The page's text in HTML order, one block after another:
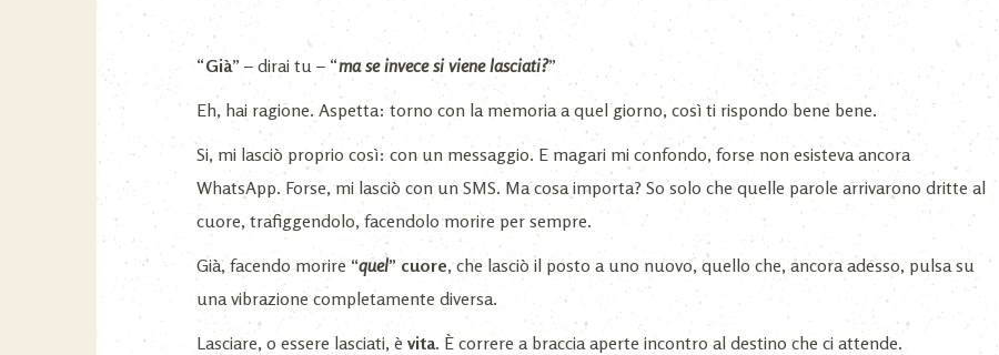
“Già” – dirai tu – “ma se invece si viene lasciati?”
Eh, hai ragione. Aspetta: torno con la memoria a quel giorno, così ti rispondo bene bene.
Si, mi lasciò proprio così: con un messaggio. E magari mi confondo, forse non esisteva ancora
WhatsApp. Forse, mi lasciò con un SMS. Ma cosa importa? So solo che quelle parole arrivarono dritte al
cuore, trafiggendolo, facendolo morire per sempre.
Già, facendo morire “quel” cuore, che lasciò il posto a uno nuovo, quello che, ancora adesso, pulsa su
una vibrazione completamente diversa.
Lasciare, o essere lasciati, è vita. È correre a braccia aperte incontro al destino che ci attende.